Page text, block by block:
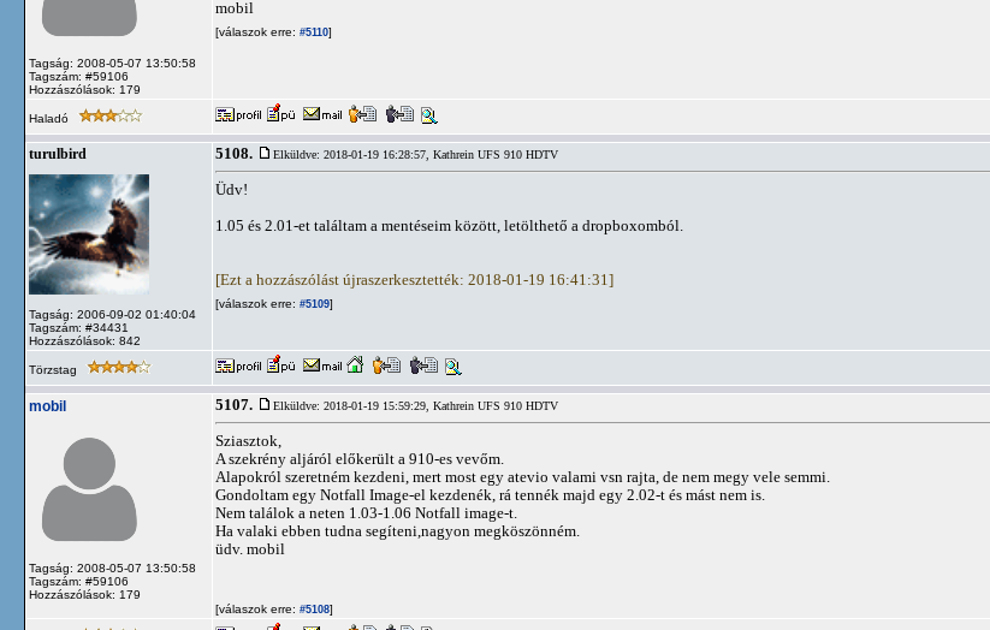
Tagság: 2008-05-07 13:50:58
Tagszám: #59106
Hozzászólások: 179
mobil
[válaszok erre: #5110]
Haladó
turulbird
Tagság: 2006-09-02 01:40:04
Tagszám: #34431
Hozzászólások: 842
5108. Elküldve: 2018-01-19 16:28:57, Kathrein UFS 910 HDTV
Üdv!
1.05 és 2.01-et találtam a mentéseim között, letölthető a dropboxomból.
[Ezt a hozzászólást újraszerkesztették: 2018-01-19 16:41:31]
[válaszok erre: #5109]
Törzstag
mobil
Tagság: 2008-05-07 13:50:58
Tagszám: #59106
Hozzászólások: 179
5107. Elküldve: 2018-01-19 15:59:29, Kathrein UFS 910 HDTV
Sziasztok,
A szekrény aljáról előkerült a 910-es vevőm.
Alapokról szeretném kezdeni, mert most egy atevio valami vsn rajta, de nem megy vele semmi.
Gondoltam egy Notfall Image-el kezdenék, rá tennék majd egy 2.02-t és mást nem is.
Nem találok a neten 1.03-1.06 Notfall image-t.
Ha valaki ebben tudna segíteni,nagyon megköszönném.
üdv. mobil
[válaszok erre: #5108]